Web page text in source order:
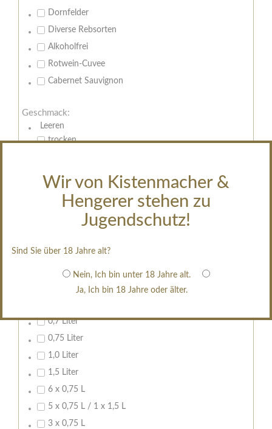
Wir von Kistenmacher &
Hengerer stehen zu
Jugendschutz!
Sind Sie über 18 Jahre alt?
Nein, Ich bin unter 18 Jahre alt.
Ja, Ich bin 18 Jahre oder älter.
Dornfelder
Diverse Rebsorten
Alkoholfrei
Rotwein-Cuvee
Cabernet Sauvignon
Geschmack:
Leeren
trocken
halbtrocken
edelsüß
erfrischend, nicht zu süß
0,7 Liter
0,75 Liter
1,0 Liter
1,5 Liter
6 x 0,75 L
5 x 0,75 L / 1 x 1,5 L
3 x 0,75 L